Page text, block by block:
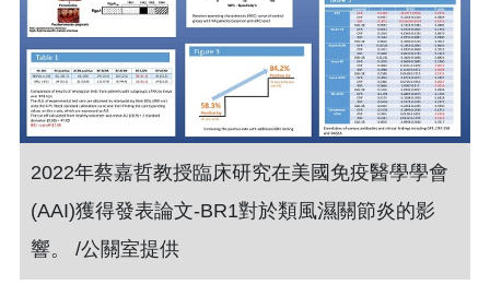
2022年蔡嘉哲教授臨床研究在美國免疫醫學學會
(AAI)獲得發表論文-BR1對於類風濕關節炎的影
響。 /公關室提供